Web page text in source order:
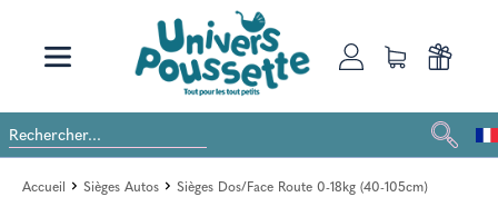
Accueil Sièges Autos Sièges Dos/Face Route 0-18kg (40-105cm)